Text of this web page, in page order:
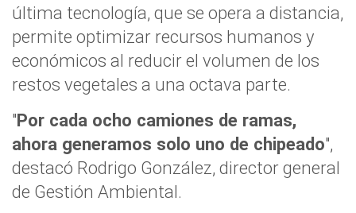
última tecnología, que se opera a distancia,
permite optimizar recursos humanos y
económicos al reducir el volumen de los
restos vegetales a una octava parte.
"Por cada ocho camiones de ramas,
ahora generamos solo uno de chipeado",
destacó Rodrigo González, director general
de Gestión Ambiental.